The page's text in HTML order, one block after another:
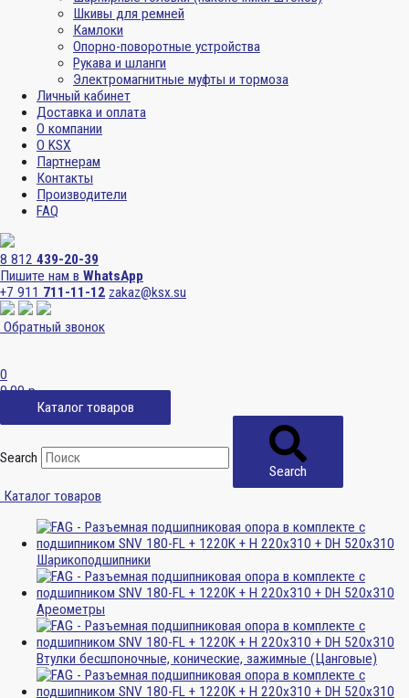
Шкивы для ремней
Камлоки
Опорно-поворотные устройства
Рукава и шланги
Электромагнитные муфты и тормоза
Личный кабинет
Доставка и оплата
О компании
О KSX
Партнерам
Контакты
Производители
FAQ
8 812 439-20-39
Пишите нам в WhatsApp
+7 911 711-11-12 zakaz@ksx.su
Обратный звонок
0
0,00р.
Каталог товаров
Search
Search
Каталог товаров
Шарикоподшипники
Ареометры
Втулки бесшпоночные, конические, зажимные (Цанговые)